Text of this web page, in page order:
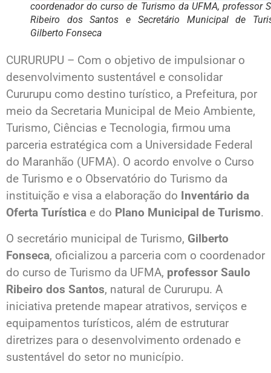
coordenador do curso de Turismo da UFMA, professor
Ribeiro dos Santos e Secretário Municipal de
Gilberto Fonseca
CURURUPU – Com o objetivo de impulsionar o
desenvolvimento sustentável e consolidar
Cururupu como destino turístico, a Prefeitura, por
meio da Secretaria Municipal de Meio Ambiente,
Turismo, Ciências e Tecnologia, firmou uma
parceria estratégica com a Universidade Federal
do Maranhão (UFMA). O acordo envolve o Curso
de Turismo e o Observatório do Turismo da
instituição e visa a elaboração do Inventário da
Oferta Turística e do Plano Municipal de Turismo.
O secretário municipal de Turismo, Gilberto
Fonseca, oficializou a parceria com o coordenador
do curso de Turismo da UFMA, professor Saulo
Ribeiro dos Santos, natural de Cururupu. A
iniciativa pretende mapear atrativos, serviços e
equipamentos turísticos, além de estruturar
diretrizes para o desenvolvimento ordenado e
sustentável do setor no município.